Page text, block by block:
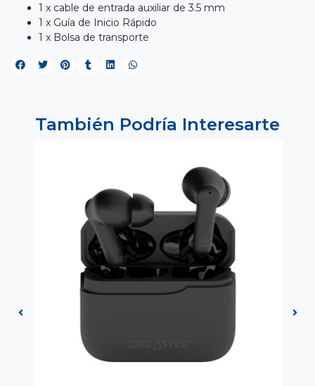
1 x cable de entrada auxiliar de 3.5 mm
1 x Guía de Inicio Rápido
1 x Bolsa de transporte
También Podría Interesarte